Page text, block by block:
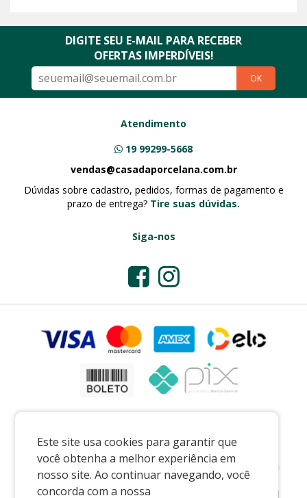
Este site usa cookies para garantir que
você obtenha a melhor experiência em
nosso site. Ao continuar navegando, você
concorda com a nossa
DIGITE SEU E-MAIL PARA RECEBER
OFERTAS IMPERDÍVEIS!
OK
Atendimento
19 99299-5668
vendas@casadaporcelana.com.br
Dúvidas sobre cadastro, pedidos, formas de pagamento e
prazo de entrega? Tire suas dúvidas.
Siga-nos
Preços e condições exclusivos para o casadaporcelana.com.br e para o
televendas, podendo sofrer alterações sem prévia notiﬁcação.
CASA DA PORCELANA COMERCIO LTDA
|